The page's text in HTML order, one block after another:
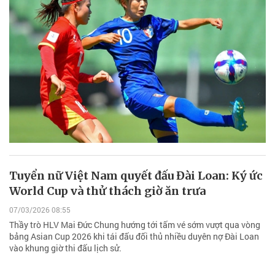
Tuyển nữ Việt Nam quyết đấu Đài Loan: Ký ức
World Cup và thử thách giờ ăn trưa
07/03/2026 08:55
Thầy trò HLV Mai Đức Chung hướng tới tấm vé sớm vượt qua vòng
bảng Asian Cup 2026 khi tái đấu đối thủ nhiều duyên nợ Đài Loan
vào khung giờ thi đấu lịch sử.